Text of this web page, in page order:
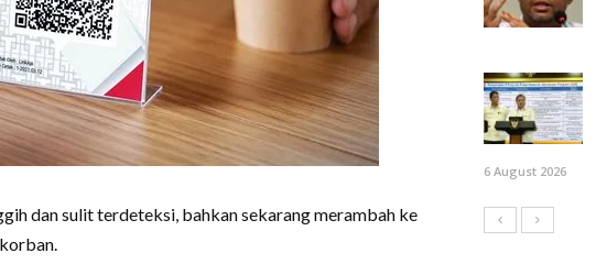
dan sulit terdeteksi, bahkan sekarang merambah ke
6 August 2026